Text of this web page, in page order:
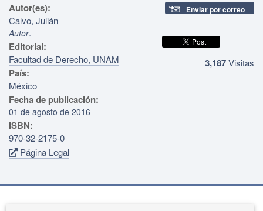
Autor(es):
Calvo, Julián
Autor.
Editorial:
Facultad de Derecho, UNAM
País:
México
Fecha de publicación:
01 de agosto de 2016
ISBN:
970-32-2175-0
Página Legal
Enviar por correo
3,187Visitas